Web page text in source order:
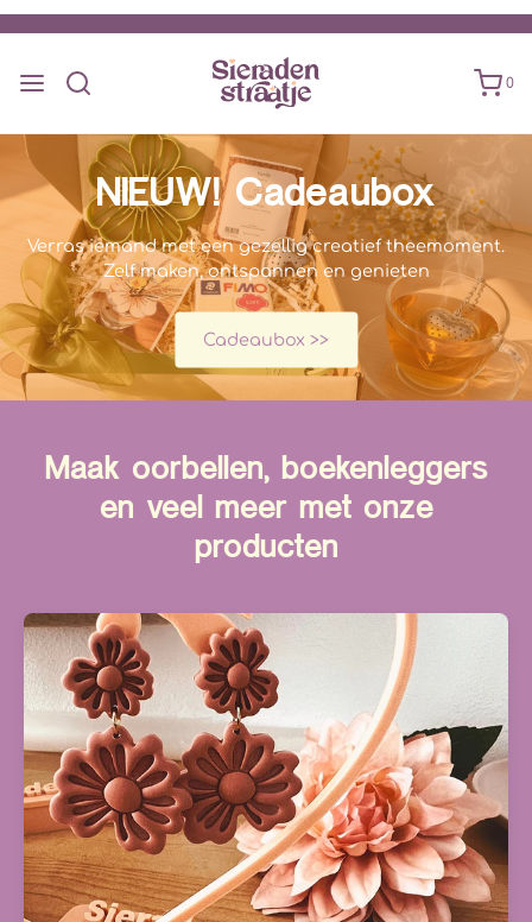
0
NIEUW! Cadeaubox
Verras iemand met een gezellig creatief theemoment.
Zelf maken, ontspannen en genieten
Cadeaubox >>
Maak oorbellen, boekenleggers
en veel meer met onze
producten